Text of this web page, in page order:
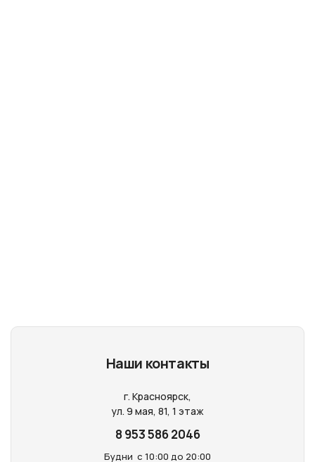
Наши контакты
г. Красноярск,
ул. 9 мая, 81, 1 этаж
8 953 586 2046
Будни с 10:00 до 20:00